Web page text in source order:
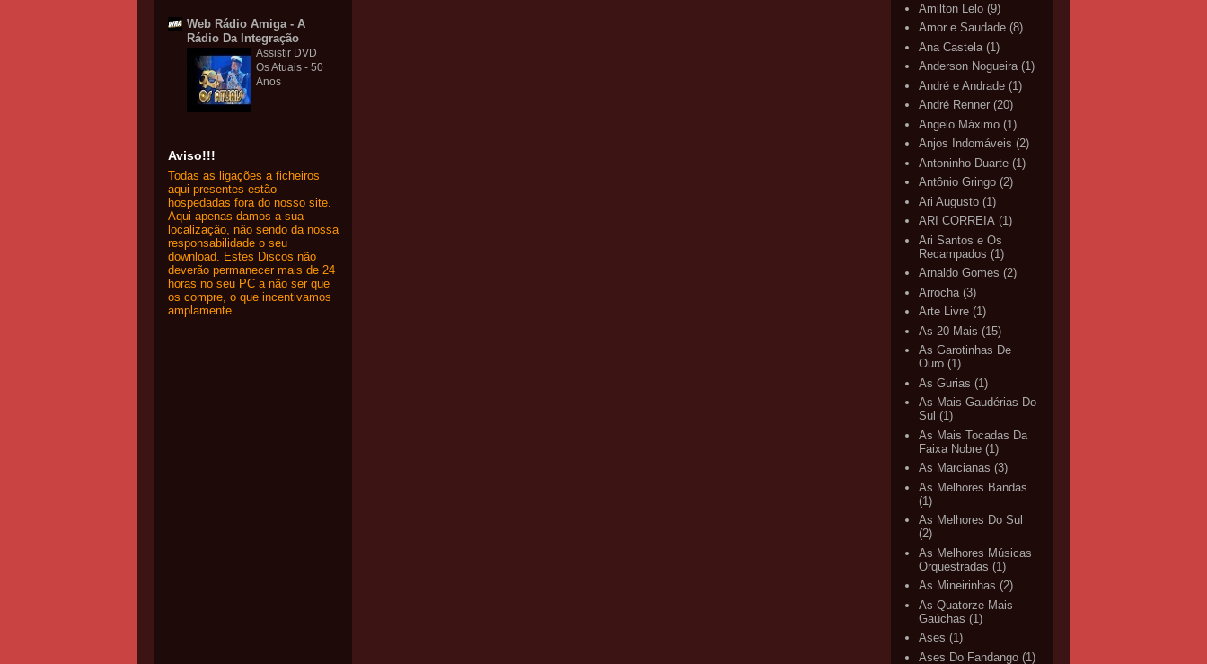
Web Rádio Amiga - A
Rádio Da Integração
Assistir DVD
Os Atuais - 50
Anos
Aviso!!!
Todas as ligações a ficheiros
aqui presentes estão
hospedadas fora do nosso site.
Aqui apenas damos a sua
localização, não sendo da nossa
responsabilidade o seu
download. Estes Discos não
deverão permanecer mais de 24
horas no seu PC a não ser que
os compre, o que incentivamos
amplamente.
Amilton Lelo (9)
Amor e Saudade (8)
Ana Castela (1)
Anderson Nogueira (1)
André e Andrade (1)
André Renner (20)
Angelo Máximo (1)
Anjos Indomáveis (2)
Antoninho Duarte (1)
Antônio Gringo (2)
Ari Augusto (1)
ARI CORREIA (1)
Ari Santos e Os
Recampados (1)
Arnaldo Gomes (2)
Arrocha (3)
Arte Livre (1)
As 20 Mais (15)
As Garotinhas De
Ouro (1)
As Gurias (1)
As Mais Gaudérias Do
Sul (1)
As Mais Tocadas Da
Faixa Nobre (1)
As Marcianas (3)
As Melhores Bandas
(1)
As Melhores Do Sul
(2)
As Melhores Músicas
Orquestradas (1)
As Mineirinhas (2)
As Quatorze Mais
Gaúchas (1)
Ases (1)
Ases Do Fandango (1)